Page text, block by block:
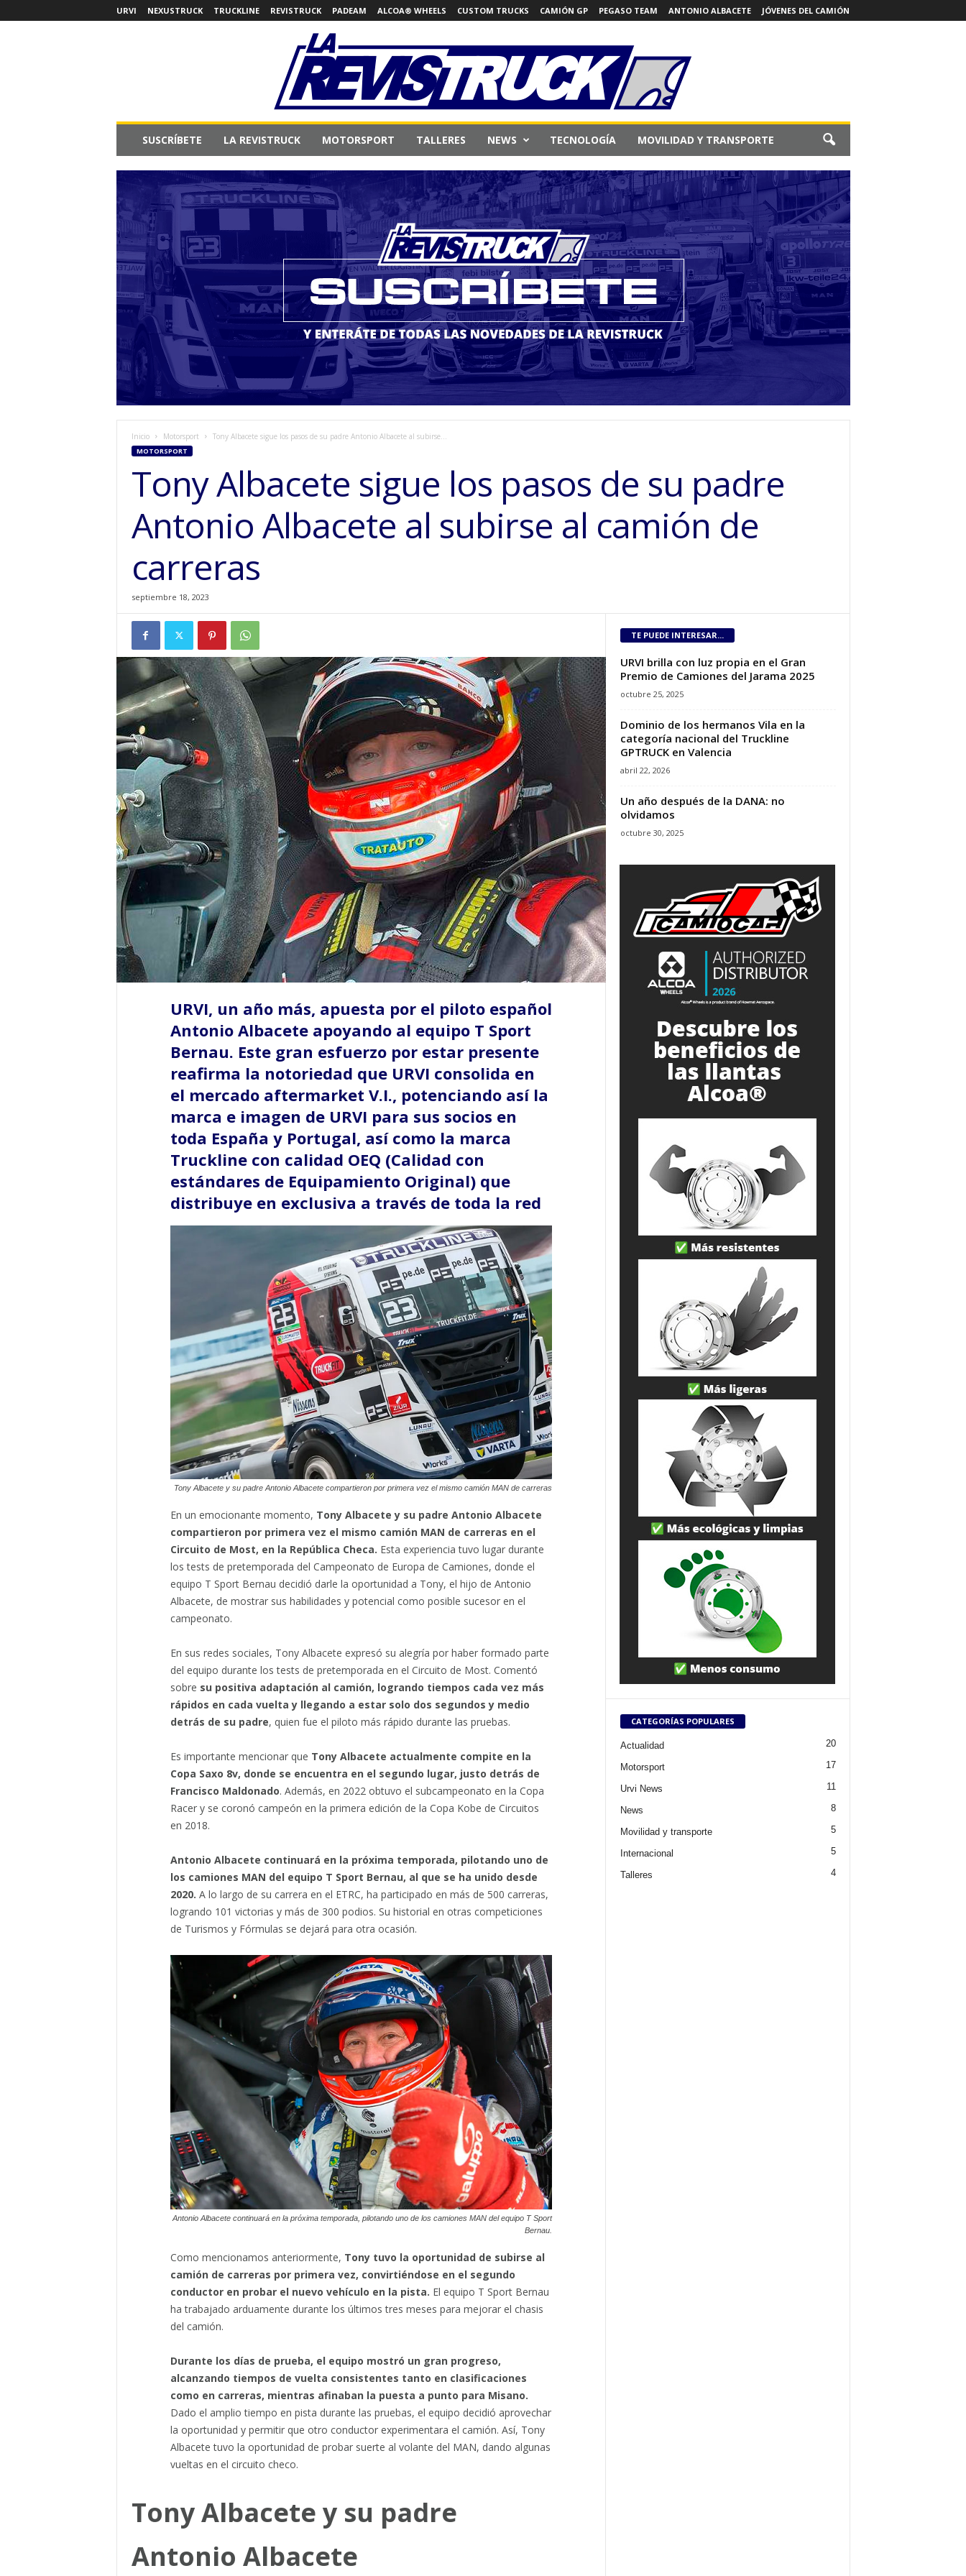
URVI NEXUSTRUCK TRUCKLINE REVISTRUCK PADEAM ALCOA® WHEELS CUSTOM TRUCKS CAMIÓN GP PEGASO TEAM ANTONIO ALBACETE JÓVENES DEL CAMIÓN
L
R
e
v
i
s
t
r
u
k
SUSCRÍBETE LA REVISTRUCK MOTORSPORT TALLERES NEWS TECNOLOGÍA MOVILIDAD Y TRANSPORTE
Inicio Motorsport Tony Albacete sigue los pasos de su padre Antonio Albacete al subirse...
MOTORSPORT
Tony Albacete sigue los pasos de su padre
Antonio Albacete al subirse al camión de
carreras
septiembre 18, 2023
URVI, un año más, apuesta por el piloto español
Antonio Albacete apoyando al equipo T Sport
Bernau. Este gran esfuerzo por estar presente
reafirma la notoriedad que URVI consolida en
el mercado aftermarket V.I., potenciando así la
marca e imagen de URVI para sus socios en
toda España y Portugal, así como la marca
Truckline con calidad OEQ (Calidad con
estándares de Equipamiento Original) que
distribuye en exclusiva a través de toda la red
Tony Albacete y su padre Antonio Albacete compartieron por primera vez el mismo camión MAN de carreras
En un emocionante momento, Tony Albacete y su padre Antonio Albacete
compartieron por primera vez el mismo camión MAN de carreras en el
Circuito de Most, en la República Checa. Esta experiencia tuvo lugar durante
los tests de pretemporada del Campeonato de Europa de Camiones, donde el
equipo T Sport Bernau decidió darle la oportunidad a Tony, el hijo de Antonio
Albacete, de mostrar sus habilidades y potencial como posible sucesor en el
campeonato.
En sus redes sociales, Tony Albacete expresó su alegría por haber formado parte
del equipo durante los tests de pretemporada en el Circuito de Most. Comentó
sobre su positiva adaptación al camión, logrando tiempos cada vez más
rápidos en cada vuelta y llegando a estar solo dos segundos y medio
detrás de su padre, quien fue el piloto más rápido durante las pruebas.
Es importante mencionar que Tony Albacete actualmente compite en la
Copa Saxo 8v, donde se encuentra en el segundo lugar, justo detrás de
Francisco Maldonado. Además, en 2022 obtuvo el subcampeonato en la Copa
Racer y se coronó campeón en la primera edición de la Copa Kobe de Circuitos
en 2018.
Antonio Albacete continuará en la próxima temporada, pilotando uno de
los camiones MAN del equipo T Sport Bernau, al que se ha unido desde
2020. A lo largo de su carrera en el ETRC, ha participado en más de 500 carreras,
logrando 101 victorias y más de 300 podios. Su historial en otras competiciones
de Turismos y Fórmulas se dejará para otra ocasión.
Antonio Albacete continuará en la próxima temporada, pilotando uno de los camiones MAN del equipo T Sport
Bernau.
Como mencionamos anteriormente, Tony tuvo la oportunidad de subirse al
camión de carreras por primera vez, convirtiéndose en el segundo
conductor en probar el nuevo vehículo en la pista. El equipo T Sport Bernau
ha trabajado arduamente durante los últimos tres meses para mejorar el chasis
del camión.
Durante los días de prueba, el equipo mostró un gran progreso,
alcanzando tiempos de vuelta consistentes tanto en clasificaciones
como en carreras, mientras afinaban la puesta a punto para Misano.
Dado el amplio tiempo en pista durante las pruebas, el equipo decidió aprovechar
la oportunidad y permitir que otro conductor experimentara el camión. Así, Tony
Albacete tuvo la oportunidad de probar suerte al volante del MAN, dando algunas
vueltas en el circuito checo.
Tony Albacete y su padre
Antonio Albacete
TE PUEDE INTERESAR...
URVI brilla con luz propia en el Gran
Premio de Camiones del Jarama 2025
octubre 25, 2025
Dominio de los hermanos Vila en la
categoría nacional del Truckline
GPTRUCK en Valencia
abril 22, 2026
Un año después de la DANA: no
olvidamos
octubre 30, 2025
CATEGORÍAS POPULARES
Actualidad 20
Motorsport 17
Urvi News 11
News 8
Movilidad y transporte 5
Internacional 5
Talleres 4